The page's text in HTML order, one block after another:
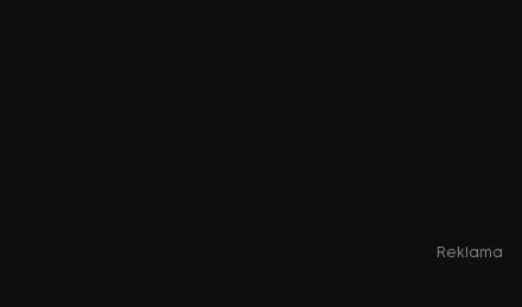
Reklama